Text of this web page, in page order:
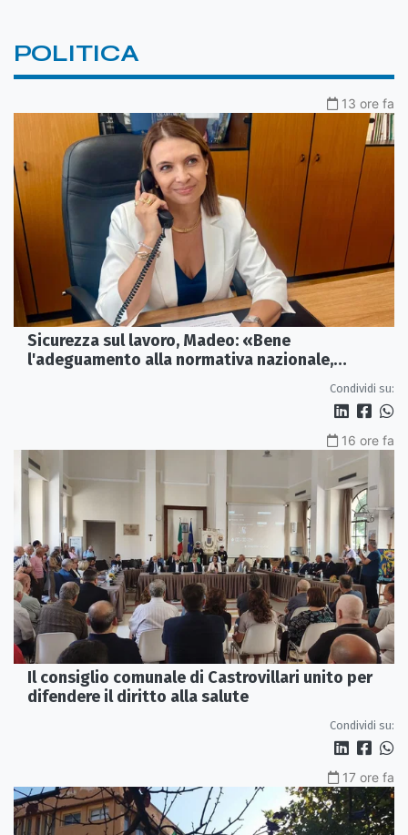
POLITICA
13 ore fa
Sicurezza sul lavoro, Madeo: «Bene
l'adeguamento alla normativa nazionale,
Condividi su:
16 ore fa
Il consiglio comunale di Castrovillari unito per
difendere il diritto alla salute
Condividi su:
17 ore fa